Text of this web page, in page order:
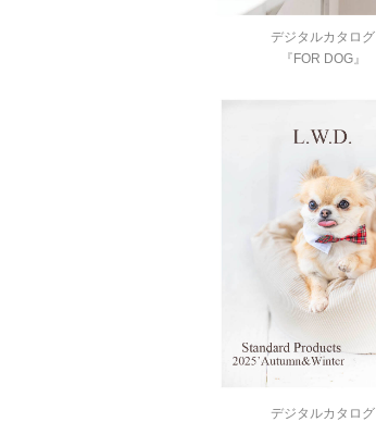
デジタルカタログ
『FOR DOG』
デジタルカタログ